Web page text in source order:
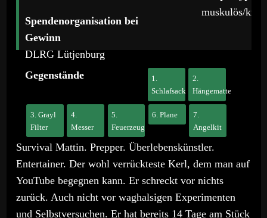
muskulös/
Spendenorganisation bei
Gewinn
DLRG Lütjenburg
Gegenstände
1.
Schlafsack
2.
Hängematte
3. Grayl
Filter
4.
Messer
5.
Feuerzeug
6. Plane
7.
Angelkit
Survival Mattin. Prepper. Überlebenskünstler.
Entertainer. Der wohl verrückteste Kerl, dem man auf
YouTube begegnen kann. Er schreckt vor nichts
zurück. Auch nicht vor waghalsigen Experimenten
und Selbstversuchen. Er hat bereits 14 Tage am Stück